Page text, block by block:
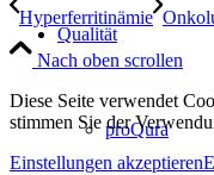
Qualität
proQura
Hyperferritinämie
Nach oben scrollen
Diese Seite verwendet
stimmen Sie der
Einstellungen akzeptieren